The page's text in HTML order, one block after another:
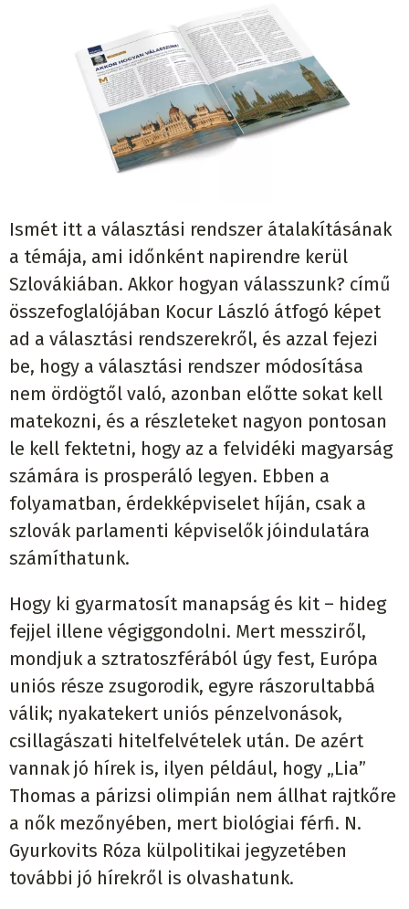
Ismét itt a választási rendszer átalakításának
a témája, ami időnként napirendre kerül
Szlovákiában. Akkor hogyan válasszunk? című
összefoglalójában Kocur László átfogó képet
ad a választási rendszerekről, és azzal fejezi
be, hogy a választási rendszer módosítása
nem ördögtől való, azonban előtte sokat kell
matekozni, és a részleteket nagyon pontosan
le kell fektetni, hogy az a felvidéki magyarság
számára is prosperáló legyen. Ebben a
folyamatban, érdekképviselet híján, csak a
szlovák parlamenti képviselők jóindulatára
számíthatunk.
Hogy ki gyarmatosít manapság és kit – hideg
fejjel illene végiggondolni. Mert messziről,
mondjuk a sztratoszférából úgy fest, Európa
uniós része zsugorodik, egyre rászorultabbá
válik; nyakatekert uniós pénzelvonások,
csillagászati hitelfelvételek után. De azért
vannak jó hírek is, ilyen például, hogy „Lia”
Thomas a párizsi olimpián nem állhat rajtkőre
a nők mezőnyében, mert biológiai férfi. N.
Gyurkovits Róza külpolitikai jegyzetében
további jó hírekről is olvashatunk.